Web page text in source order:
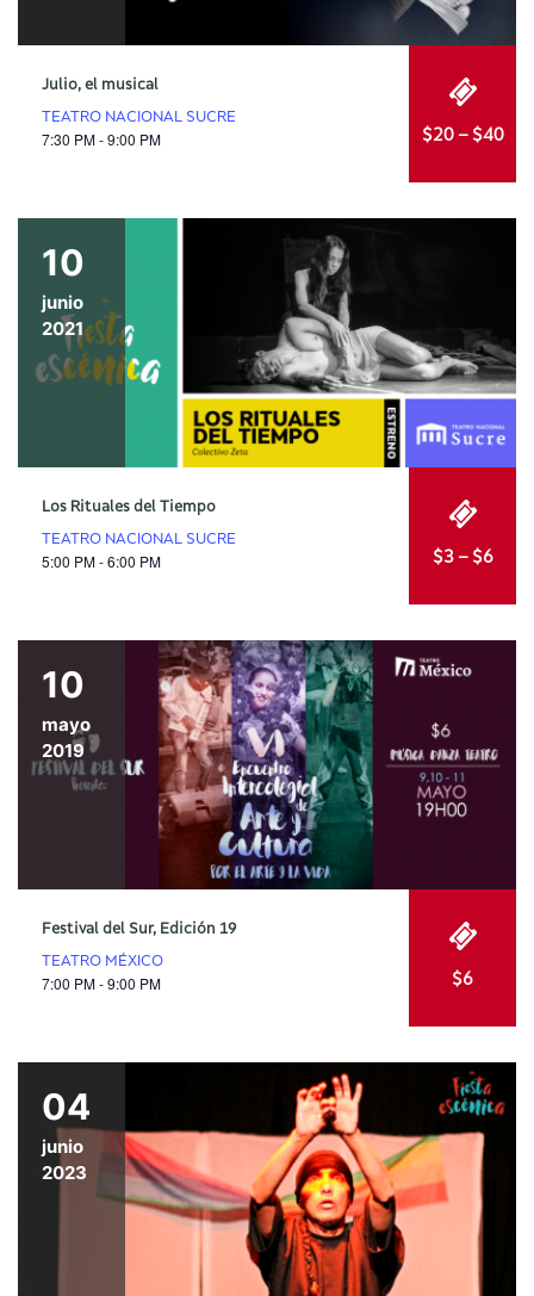
Julio, el musical
TEATRO NACIONAL SUCRE
7:30 PM - 9:00 PM $20 – $40
10
junio
2021
Los Rituales del Tiempo
TEATRO NACIONAL SUCRE
5:00 PM - 6:00 PM $3 – $6
10
mayo
2019
Festival del Sur, Edición 19
TEATRO MÉXICO
7:00 PM - 9:00 PM $6
04
junio
2023